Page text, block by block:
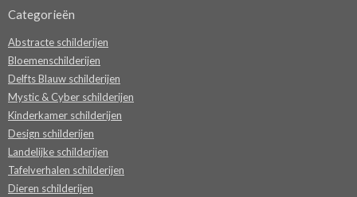
Categorieën
Abstracte schilderijen
Bloemenschilderijen
Delfts Blauw schilderijen
Mystic & Cyber schilderijen
Kinderkamer schilderijen
Design schilderijen
Landelijke schilderijen
Tafelverhalen schilderijen
Dieren schilderijen